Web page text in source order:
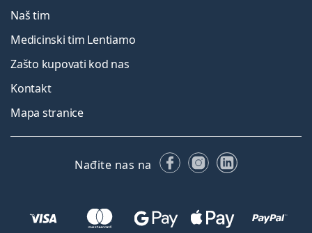
Naš tim
Medicinski tim Lentiamo
Zašto kupovati kod nas
Kontakt
Mapa stranice
Nađite nas na FacebookuInstagramu
LinkedIn